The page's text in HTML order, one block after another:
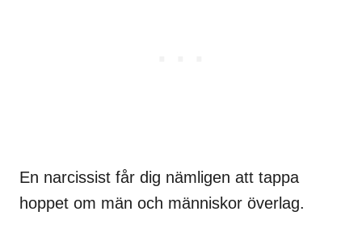
En narcissist får dig nämligen att tappa
hoppet om män och människor överlag.